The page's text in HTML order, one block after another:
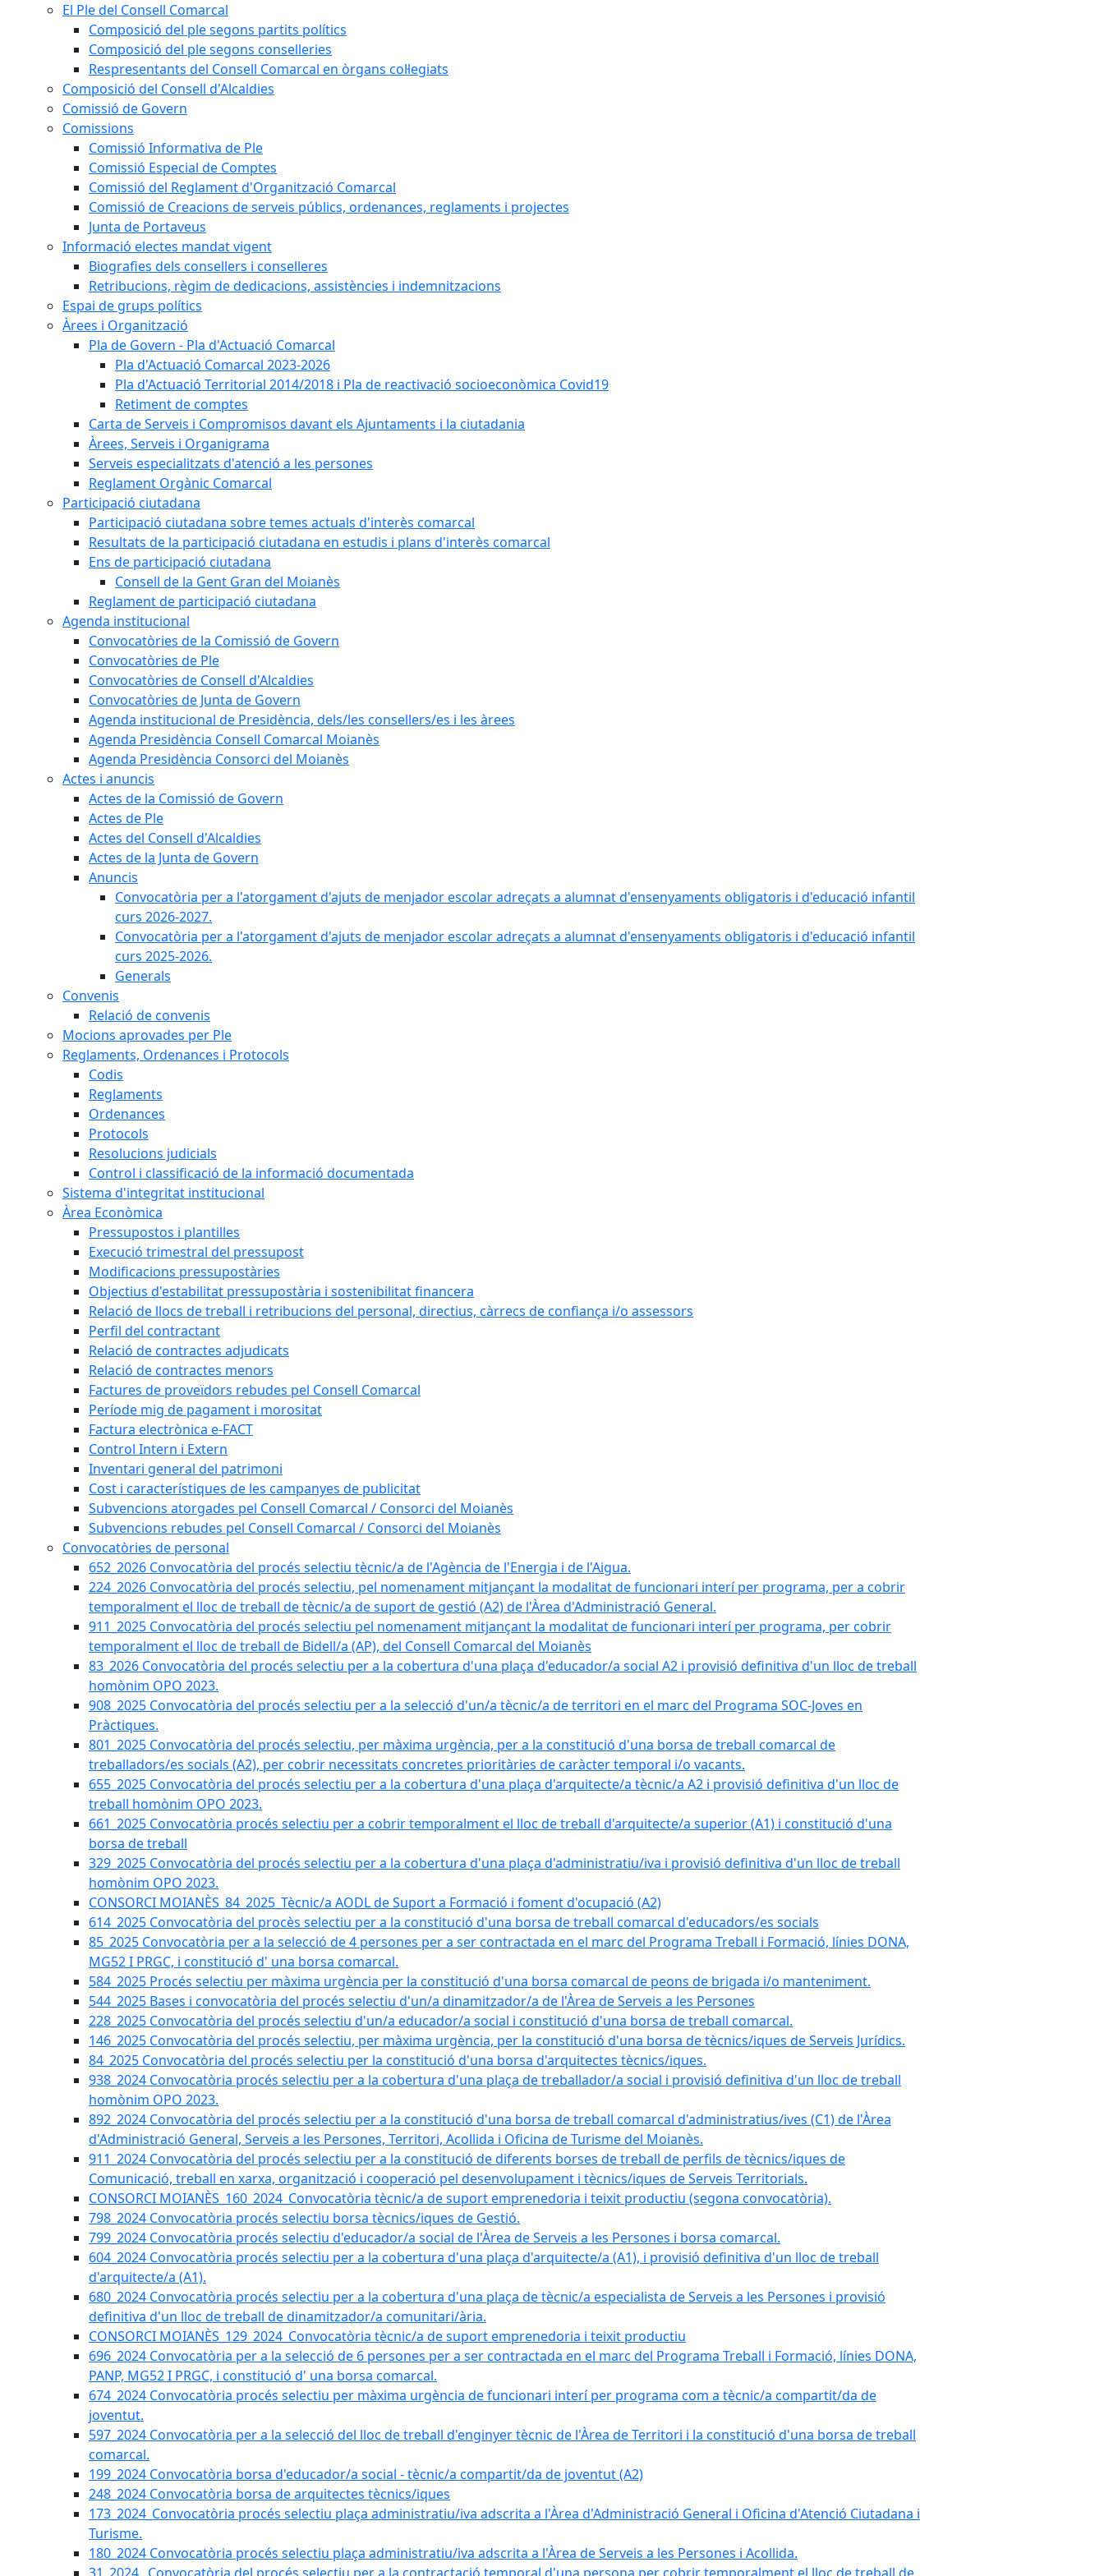
El Ple del Consell Comarcal
Composició del ple segons partits polítics
Composició del ple segons conselleries
Respresentants del Consell Comarcal en òrgans col·legiats
Composició del Consell d'Alcaldies
Comissió de Govern
Comissions
Comissió Informativa de Ple
Comissió Especial de Comptes
Comissió del Reglament d'Organització Comarcal
Comissió de Creacions de serveis públics, ordenances, reglaments i projectes
Junta de Portaveus
Informació electes mandat vigent
Biografies dels consellers i conselleres
Retribucions, règim de dedicacions, assistències i indemnitzacions
Espai de grups polítics
Àrees i Organització
Pla de Govern - Pla d'Actuació Comarcal
Pla d'Actuació Comarcal 2023-2026
Pla d'Actuació Territorial 2014/2018 i Pla de reactivació socioeconòmica Covid19
Retiment de comptes
Carta de Serveis i Compromisos davant els Ajuntaments i la ciutadania
Àrees, Serveis i Organigrama
Serveis especialitzats d'atenció a les persones
Reglament Orgànic Comarcal
Participació ciutadana
Participació ciutadana sobre temes actuals d'interès comarcal
Resultats de la participació ciutadana en estudis i plans d'interès comarcal
Ens de participació ciutadana
Consell de la Gent Gran del Moianès
Reglament de participació ciutadana
Agenda institucional
Convocatòries de la Comissió de Govern
Convocatòries de Ple
Convocatòries de Consell d'Alcaldies
Convocatòries de Junta de Govern
Agenda institucional de Presidència, dels/les consellers/es i les àrees
Agenda Presidència Consell Comarcal Moianès
Agenda Presidència Consorci del Moianès
Actes i anuncis
Actes de la Comissió de Govern
Actes de Ple
Actes del Consell d'Alcaldies
Actes de la Junta de Govern
Anuncis
Convocatòria per a l'atorgament d'ajuts de menjador escolar adreçats a alumnat d'ensenyaments obligatoris i d'educació infantil
curs 2026-2027.
Convocatòria per a l'atorgament d'ajuts de menjador escolar adreçats a alumnat d'ensenyaments obligatoris i d'educació infantil
curs 2025-2026.
Generals
Convenis
Relació de convenis
Mocions aprovades per Ple
Reglaments, Ordenances i Protocols
Codis
Reglaments
Ordenances
Protocols
Resolucions judicials
Control i classificació de la informació documentada
Sistema d'integritat institucional
Àrea Econòmica
Pressupostos i plantilles
Execució trimestral del pressupost
Modificacions pressupostàries
Objectius d'estabilitat pressupostària i sostenibilitat financera
Relació de llocs de treball i retribucions del personal, directius, càrrecs de confiança i/o assessors
Perfil del contractant
Relació de contractes adjudicats
Relació de contractes menors
Factures de proveïdors rebudes pel Consell Comarcal
Període mig de pagament i morositat
Factura electrònica e-FACT
Control Intern i Extern
Inventari general del patrimoni
Cost i característiques de les campanyes de publicitat
Subvencions atorgades pel Consell Comarcal / Consorci del Moianès
Subvencions rebudes pel Consell Comarcal / Consorci del Moianès
Convocatòries de personal
652_2026 Convocatòria del procés selectiu tècnic/a de l'Agència de l'Energia i de l'Aigua.
224_2026 Convocatòria del procés selectiu, pel nomenament mitjançant la modalitat de funcionari interí per programa, per a cobrir
temporalment el lloc de treball de tècnic/a de suport de gestió (A2) de l'Àrea d'Administració General.
911_2025 Convocatòria del procés selectiu pel nomenament mitjançant la modalitat de funcionari interí per programa, per cobrir
temporalment el lloc de treball de Bidell/a (AP), del Consell Comarcal del Moianès
83_2026 Convocatòria del procés selectiu per a la cobertura d'una plaça d'educador/a social A2 i provisió definitiva d'un lloc de treball
homònim OPO 2023.
908_2025 Convocatòria del procés selectiu per a la selecció d'un/a tècnic/a de territori en el marc del Programa SOC-Joves en
Pràctiques.
801_2025 Convocatòria del procés selectiu, per màxima urgència, per a la constitució d'una borsa de treball comarcal de
treballadors/es socials (A2), per cobrir necessitats concretes prioritàries de caràcter temporal i/o vacants.
655_2025 Convocatòria del procés selectiu per a la cobertura d'una plaça d'arquitecte/a tècnic/a A2 i provisió definitiva d'un lloc de
treball homònim OPO 2023.
661_2025 Convocatòria procés selectiu per a cobrir temporalment el lloc de treball d'arquitecte/a superior (A1) i constitució d'una
borsa de treball
329_2025 Convocatòria del procés selectiu per a la cobertura d'una plaça d'administratiu/iva i provisió definitiva d'un lloc de treball
homònim OPO 2023.
CONSORCI MOIANÈS_84_2025_Tècnic/a AODL de Suport a Formació i foment d'ocupació (A2)
614_2025 Convocatòria del procès selectiu per a la constitució d'una borsa de treball comarcal d'educadors/es socials
85_2025 Convocatòria per a la selecció de 4 persones per a ser contractada en el marc del Programa Treball i Formació, línies DONA,
MG52 I PRGC, i constitució d' una borsa comarcal.
584_2025 Procés selectiu per màxima urgència per la constitució d'una borsa comarcal de peons de brigada i/o manteniment.
544_2025 Bases i convocatòria del procés selectiu d'un/a dinamitzador/a de l'Àrea de Serveis a les Persones
228_2025 Convocatòria del procés selectiu d'un/a educador/a social i constitució d'una borsa de treball comarcal.
146_2025 Convocatòria del procés selectiu, per màxima urgència, per la constitució d'una borsa de tècnics/iques de Serveis Jurídics.
84_2025 Convocatòria del procés selectiu per la constitució d'una borsa d'arquitectes tècnics/iques.
938_2024 Convocatòria procés selectiu per a la cobertura d'una plaça de treballador/a social i provisió definitiva d'un lloc de treball
homònim OPO 2023.
892_2024 Convocatòria del procés selectiu per a la constitució d'una borsa de treball comarcal d'administratius/ives (C1) de l'Àrea
d'Administració General, Serveis a les Persones, Territori, Acollida i Oficina de Turisme del Moianès.
911_2024 Convocatòria del procés selectiu per a la constitució de diferents borses de treball de perfils de tècnics/iques de
Comunicació, treball en xarxa, organització i cooperació pel desenvolupament i tècnics/iques de Serveis Territorials.
CONSORCI MOIANÈS_160_2024_Convocatòria tècnic/a de suport emprenedoria i teixit productiu (segona convocatòria).
798_2024 Convocatòria procés selectiu borsa tècnics/iques de Gestió.
799_2024 Convocatòria procés selectiu d'educador/a social de l'Àrea de Serveis a les Persones i borsa comarcal.
604_2024 Convocatòria procés selectiu per a la cobertura d'una plaça d'arquitecte/a (A1), i provisió definitiva d'un lloc de treball
d'arquitecte/a (A1).
680_2024 Convocatòria procés selectiu per a la cobertura d'una plaça de tècnic/a especialista de Serveis a les Persones i provisió
definitiva d'un lloc de treball de dinamitzador/a comunitari/ària.
CONSORCI MOIANÈS_129_2024_Convocatòria tècnic/a de suport emprenedoria i teixit productiu
696_2024 Convocatòria per a la selecció de 6 persones per a ser contractada en el marc del Programa Treball i Formació, línies DONA,
PANP, MG52 I PRGC, i constitució d' una borsa comarcal.
674_2024 Convocatòria procés selectiu per màxima urgència de funcionari interí per programa com a tècnic/a compartit/da de
joventut.
597_2024 Convocatòria per a la selecció del lloc de treball d'enginyer tècnic de l'Àrea de Territori i la constitució d'una borsa de treball
comarcal.
199_2024 Convocatòria borsa d'educador/a social - tècnic/a compartit/da de joventut (A2)
248_2024 Convocatòria borsa de arquitectes tècnics/iques
173_2024_Convocatòria procés selectiu plaça administratiu/iva adscrita a l'Àrea d'Administració General i Oficina d'Atenció Ciutadana i
Turisme.
180_2024 Convocatòria procés selectiu plaça administratiu/iva adscrita a l'Àrea de Serveis a les Persones i Acollida.